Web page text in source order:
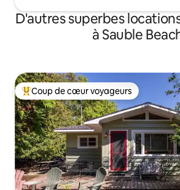
D'autres superbes
à Sauble
Coup de cœur voyageurs parmi les
Coup de cœur voyageurs